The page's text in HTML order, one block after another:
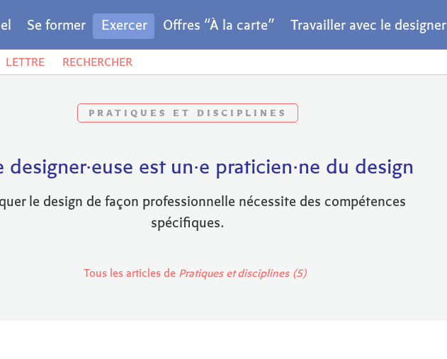
Se former Exercer Offres “À la carte” Travailler avec le designer
LETTRE RECHERCHER
PRATIQUES ET DISCIPLINES
designer·euse est un·e praticien·ne du design
le design de façon professionnelle nécessite des compétences
spécifiques.
Tous les articles de Pratiques et disciplines (5)